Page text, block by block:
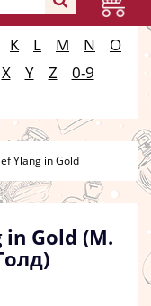
K L M N
O
X Y Z
0-9
Ylang in Gold
in Gold (М.